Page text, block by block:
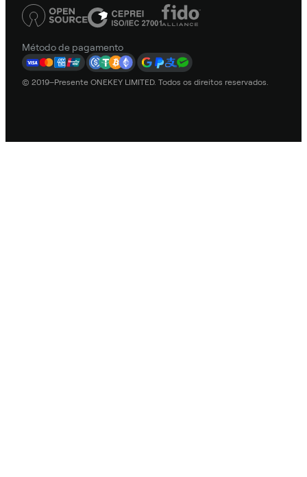
Método de pagamento
© 2019–Presente ONEKEY LIMITED. Todos os direitos reservados.